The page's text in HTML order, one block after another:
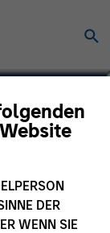
DER
WENN SIE